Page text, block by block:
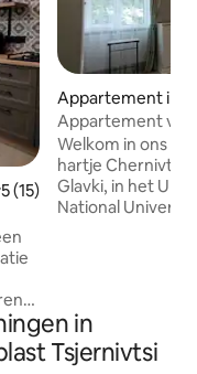
beoordeling
5 (15)
van
Appartement in
Appartement
vakantie in
Welkom in ons
hartje Chernivtsi!
Glavki, in het
National
treinstation, wat
verblijf een
Daarnaast is het
in
Tsjernivtsi